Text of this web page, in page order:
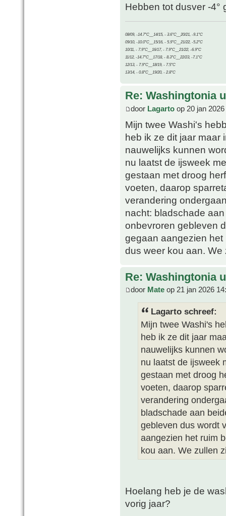
Hebben tot dusver -4°
08/09, -14.7°C__14/15, - 3.6°C__20/21, -9.1°C
09/10, -10.0°C__15/16, - 5.9°C__21/22, -5.2°C
10/11, - 7.9°C__16/17, - 7.9°C__21/22, -6.9°C
11/12, -14.7°C__17/18, - 8.3°C__22/23, -7.1°C
12/13, - 7.9°C__18/19, - 7.5°C
13/14, - 0.8°C__19/20, - 2.8°C
Re: Washingtonia
door Lagarto op 20 jan 2026
Mijn twee Washi's
heb ik ze dit jaar maar
nauwelijks kunnen
nu laatst de ijsweek
gestaan met droog
voeten, daarop
verandering
nacht: bladschade
onbevroren gebleven
gegaan aangezien het
dus weer kou aan. We
Re: Washingtonia
door Mate op 21 jan 2026
Lagarto schreef:
Mijn twee Washi's
heb ik ze dit jaar
nauwelijks kunnen
nu laatst de ijsweek
gestaan met droog
voeten, daarop
verandering
bladschade aan
gebleven dus wordt
aangezien het ruim
kou aan. We zullen
Hoelang heb je de
vorig jaar?